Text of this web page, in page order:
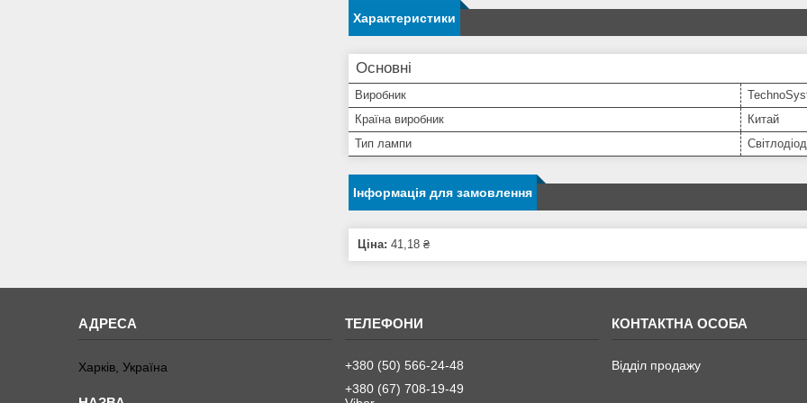
Характеристики
Основні
Виробник
Країна виробник
Китай
Тип лампи
Інформація для замовлення
Ціна: 41,18 ₴
Харків, Україна
+380 (50) 566-24-48
+380 (67) 708-19-49
Відділ продажу